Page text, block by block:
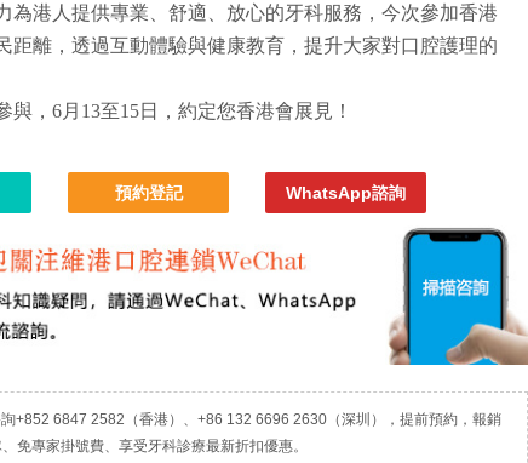
為港人提供專業、舒適、放心的牙科服務，今次參加香港
距離，透過互動體驗與健康教育，提升大家對口腔護理的
與，6月13至15日，約定您香港會展見！
預約登記 WhatsApp諮詢
+852 6847 2582（香港）、+86 132 6696 2630（深圳），提前預約，報銷
免專家掛號費、享受牙科診療最新折扣優惠。